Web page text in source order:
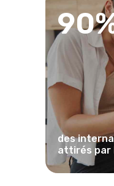
des
attirés par